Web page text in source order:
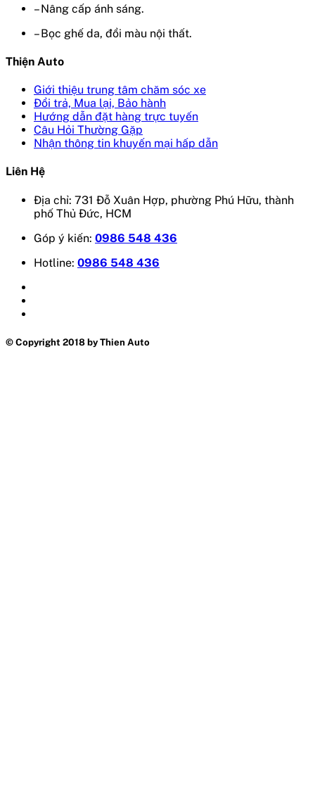
– Nâng cấp ánh sáng.
– Bọc ghế da, đổi màu nội thất.
Thiện Auto
Giới thiệu trung tâm chăm sóc xe
Đổi trả, Mua lại, Bảo hành
Hướng dẫn đặt hàng trực tuyến
Câu Hỏi Thường Gặp
Nhận thông tin khuyến mại hấp dẫn
Liên Hệ
Địa chỉ: 731 Đỗ Xuân Hợp, phường Phú Hữu, thành
phố Thủ Đức, HCM
Góp ý kiến: 0986 548 436
Hotline: 0986 548 436
© Copyright 2018 by Thien Auto